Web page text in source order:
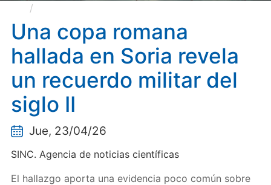
Una copa romana
hallada en Soria revela
un recuerdo militar del
siglo II
Jue, 23/04/26
SINC. Agencia de noticias científicas
El hallazgo aporta una evidencia poco común sobre